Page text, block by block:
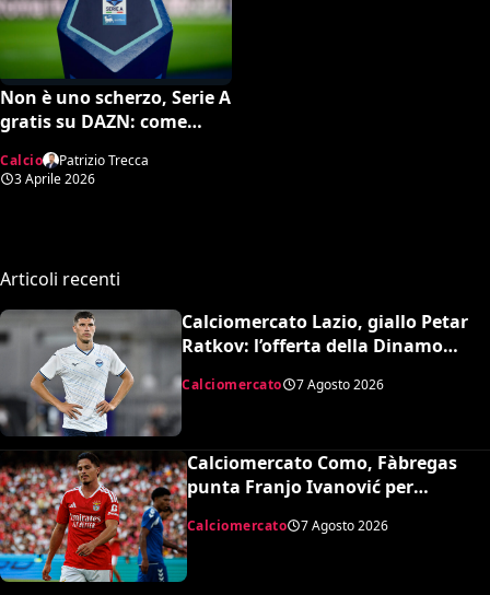
Non è uno scherzo, Serie A
gratis su DAZN: come
Calcio
Patrizio Trecca
3 Aprile 2026
Articoli recenti
Calciomercato Lazio, giallo Petar
Ratkov: l’offerta della Dinamo
Calciomercato 7 Agosto 2026
Calciomercato Como, Fàbregas
punta Franjo Ivanović per
l’attacco: il punto sulla trattativa
Calciomercato 7 Agosto 2026